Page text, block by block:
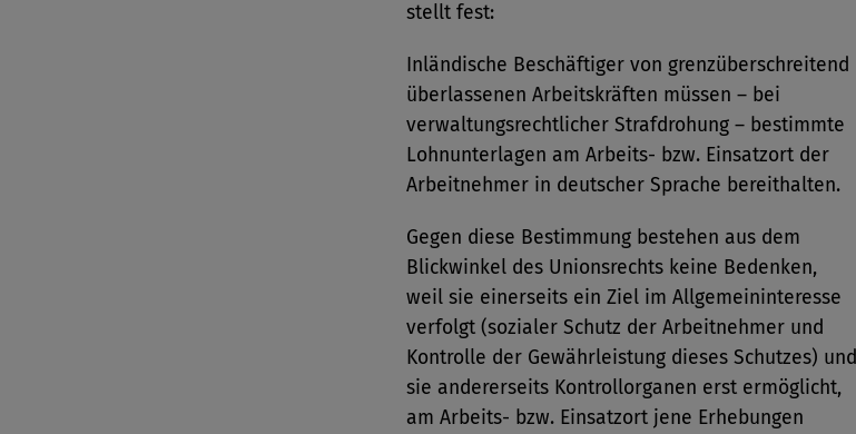
stellt fest:
Inländische Beschäftiger von grenzüberschreitend
überlassenen Arbeitskräften müssen – bei
verwaltungsrechtlicher Strafdrohung – bestimmte
Lohnunterlagen am Arbeits- bzw. Einsatzort der
Arbeitnehmer in deutscher Sprache bereithalten.
Gegen diese Bestimmung bestehen aus dem
Blickwinkel des Unionsrechts keine Bedenken,
weil sie einerseits ein Ziel im Allgemeininteresse
verfolgt (sozialer Schutz der Arbeitnehmer und
Kontrolle der Gewährleistung dieses Schutzes) und
sie andererseits Kontrollorganen erst ermöglicht,
am Arbeits- bzw. Einsatzort jene Erhebungen